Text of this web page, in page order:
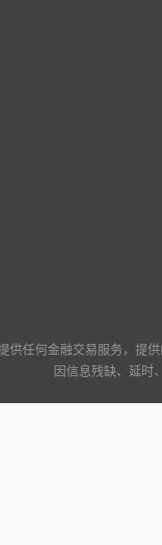
供任何金融交易服务，提
因信息残缺、延时